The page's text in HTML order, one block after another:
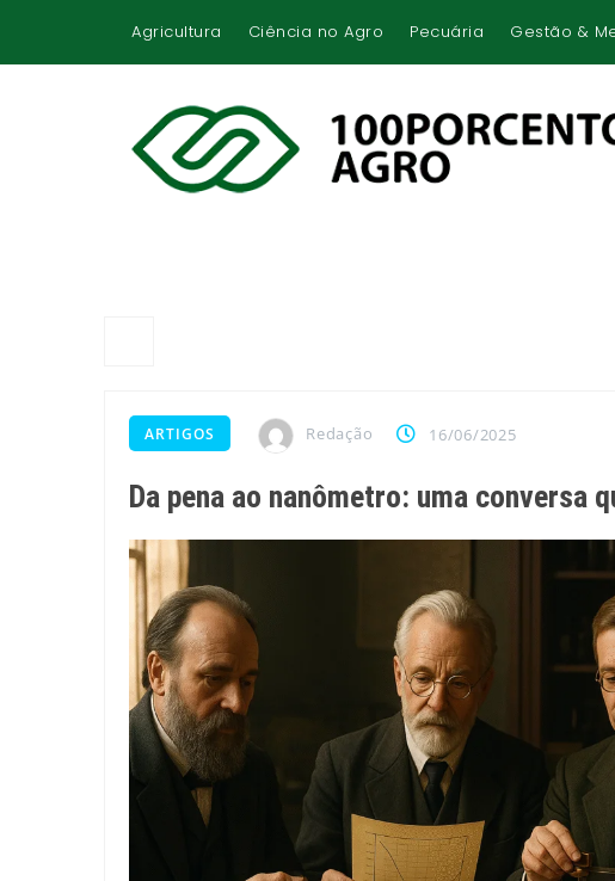
Agricultura Ciência no Agro Pecuária Gestão &
ARTIGOS Redação 16/06/2025
Da pena ao nanômetro: uma conversa